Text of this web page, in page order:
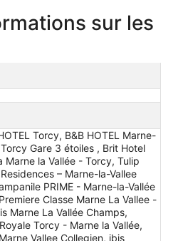
sur les
Torcy, B&B HOTEL Marne-
Gare 3 étoiles , Brit Hotel
Marne la Vallée - Torcy, Tulip
– Marne-la-Vallee
PRIME - Marne-la-Vallée
Classe Marne La Vallee -
Marne La Vallée Champs,
Torcy - Marne la Vallée,
Vallee Collegien, ibis